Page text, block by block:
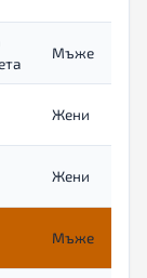
Mъже
Жени
Жени
Mъже